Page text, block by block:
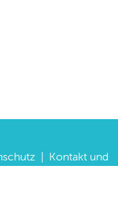
Kontakt und